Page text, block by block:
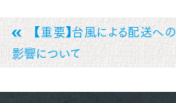
【重要】台風による配送への
影響について